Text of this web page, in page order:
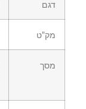
דגם
מק"ט
מסך